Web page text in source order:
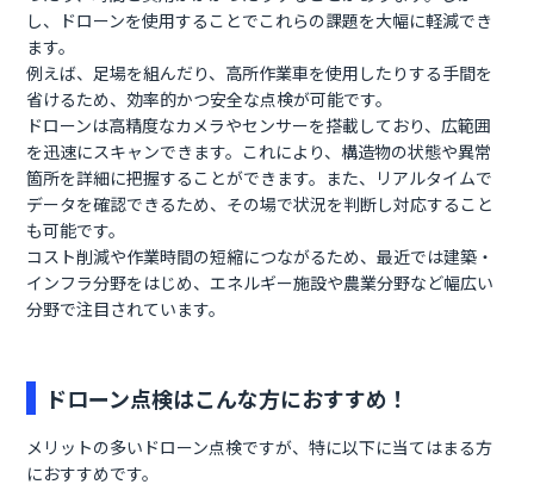
し、ドローンを使用することでこれらの課題を大幅に軽減でき
ます。
例えば、足場を組んだり、高所作業車を使用したりする手間を
省けるため、効率的かつ安全な点検が可能です。
ドローンは高精度なカメラやセンサーを搭載しており、広範囲
を迅速にスキャンできます。これにより、構造物の状態や異常
箇所を詳細に把握することができます。また、リアルタイムで
データを確認できるため、その場で状況を判断し対応すること
も可能です。
コスト削減や作業時間の短縮につながるため、最近では建築・
インフラ分野をはじめ、エネルギー施設や農業分野など幅広い
分野で注目されています。
ドローン点検はこんな方におすすめ！
メリットの多いドローン点検ですが、特に以下に当てはまる方
におすすめです。